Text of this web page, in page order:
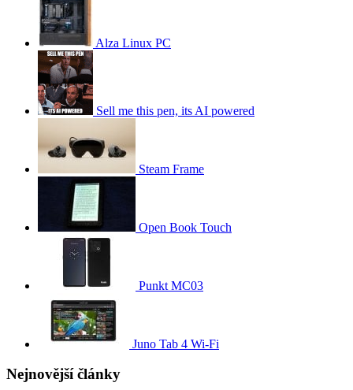
Alza Linux PC
Sell me this pen, its AI powered
Steam Frame
Open Book Touch
Punkt MC03
Juno Tab 4 Wi-Fi
Nejnovější články